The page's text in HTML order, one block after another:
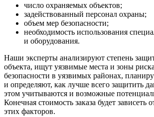
число охраняемых объектов;
задействованный персонал охраны;
объем мер безопасности;
необходимость использования
и оборудования.
Наши эксперты анализируют степень
объекта, ищут уязвимые места и зоны
безопасности в уязвимых районах,
и определяют, как лучше всего защитить
этом учитываются и возможные
Конечная стоимость заказа будет зависеть
этих факторов.